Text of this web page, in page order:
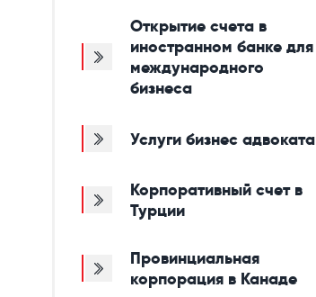
Открытие счета в
иностранном банке для
международного
бизнеса
Услуги бизнес адвоката
Корпоративный счет в
Турции
Провинциальная
корпорация в Канаде